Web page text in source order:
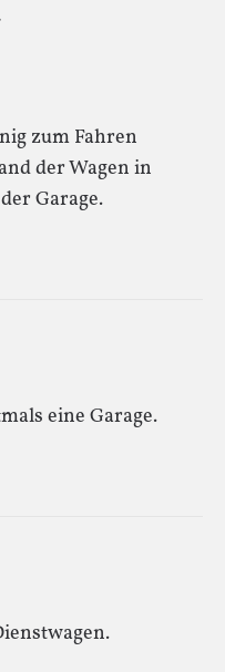
zum Fahren
der Wagen in
Garage.
eine Garage.